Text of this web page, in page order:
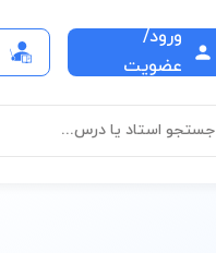
ورود/
عضویت
جستجو استاد یا درس...